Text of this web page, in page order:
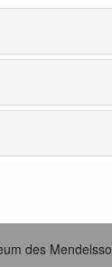
PRÄSENTE
des